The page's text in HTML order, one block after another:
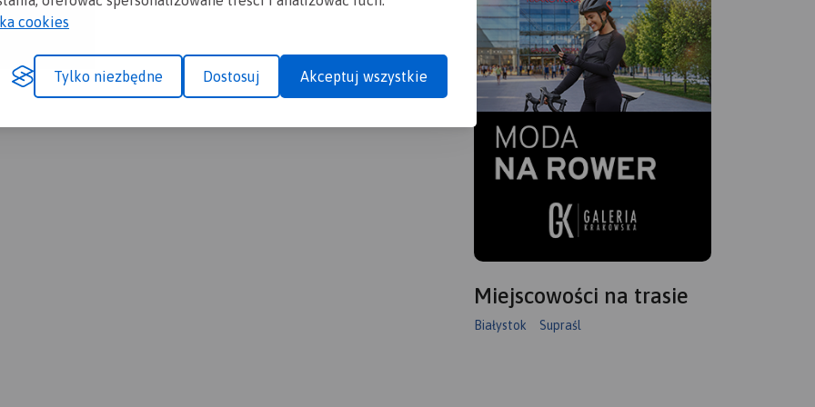
cookies
Tylko niezbędne Dostosuj Akceptuj wszystkie
Miejscowości na trasie
Białystok Supraśl